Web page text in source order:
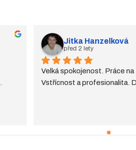
Jitka Hanzelková
před 2 lety
Velká spokojenost. Práce na
Vstřícnost a profesionalita.